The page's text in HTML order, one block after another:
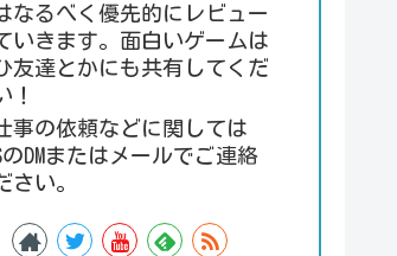
なるべく優先的にレビュー
いきます。面白いゲームは
友達とかにも共有してくだ
！
事の依頼などに関しては
のDMまたはメールでご連絡
さい。